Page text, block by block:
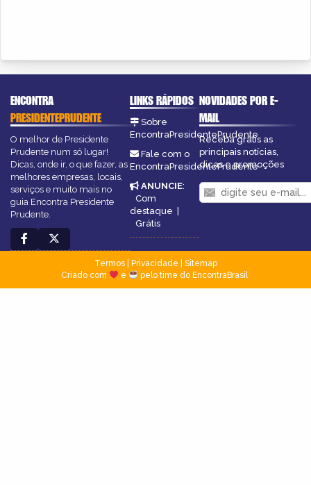
ENCONTRA
PRESIDENTEPRUDENTE
O melhor de Presidente
Prudente num só lugar!
Dicas, onde ir, o que fazer, as
melhores empresas, locais,
serviços e muito mais no
guia Encontra Presidente
Prudente.
LINKS RÁPIDOS
Sobre
EncontraPresidentePrudente
Fale com o
EncontraPresidentePrudente
ANUNCIE:
Com
destaque
Grátis
NOVIDADES POR E-
MAIL
Receba grátis as
principais notícias,
dicas e promoções
Termos| Privacidade
Sitemap
Criado com
e pelo time do EncontraBrasil